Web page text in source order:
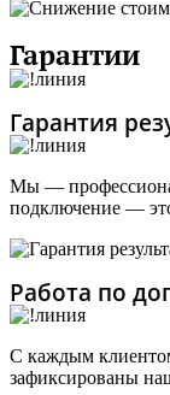
Гарантии
Гарантия
Мы —
подключение —
Работа по
С каждым
зафиксированы